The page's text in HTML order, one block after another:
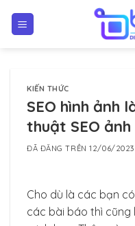
đến
KIẾN THỨC
SEO hình ảnh
thuật SEO
ĐÃ ĐĂNG TRÊN12/06/2023
Cho dù là các bạn
các bài báo thì cũng